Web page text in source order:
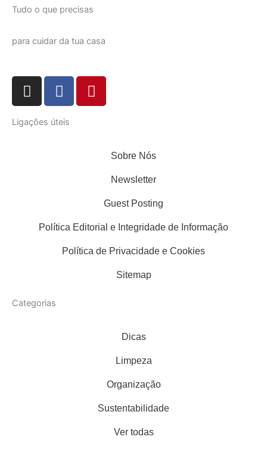
Tudo o que precisas
para cuidar da tua casa
I
n
t
F
a
e
P
i
Ligações úteis
Sobre Nós
Newsletter
Guest Posting
Política Editorial e Integridade de Informação
Política de Privacidade e Cookies
Sitemap
Categorias
Dicas
Limpeza
Organização
Sustentabilidade
Ver todas